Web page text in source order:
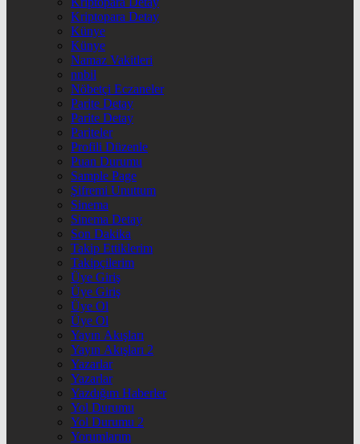
Kriptopara Detay
Künye
Künye
Namaz Vakitleri
nnbil
Nöbetçi Eczaneler
Parite Detay
Parite Detay
Pariteler
Profili Düzenle
Puan Durumu
Sample Page
Şifremi Unuttum
Sinema
Sinema Detay
Son Dakika
Takip Ettiklerim
Takipçilerim
Üye Giriş
Üye Giriş
Üye Ol
Üye Ol
Yayın Akışları
Yayın Akışları 2
Yazarlar
Yazarlar
Yazdığım Haberler
Yol Durumu
Yol Durumu 2
Yorumlarım